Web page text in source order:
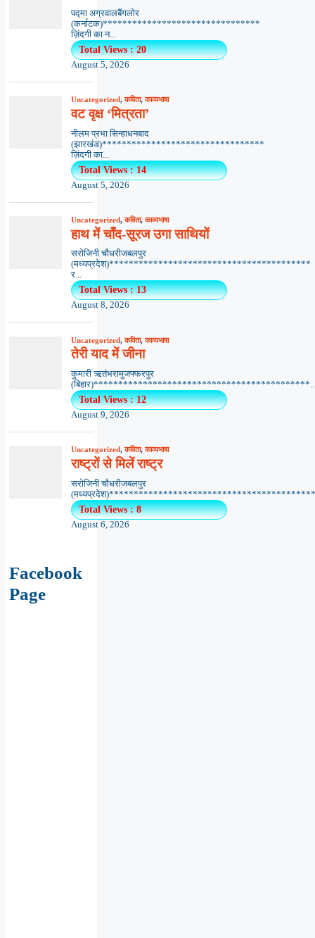
पद्मा अग्रवालबैंगलोर
(कर्नाटक)********************************
ज़िंदगी का न...
Total Views : 20
August 5, 2026
Uncategorized,कविता,काव्यभाषा
वट वृक्ष ‘मित्रता’
नीलम प्रभा सिन्हाधनबाद
(झारखंड)*********************************
ज़िंदगी का...
Total Views : 14
August 5, 2026
Uncategorized,कविता,काव्यभाषा
हाथ में चाँद-सूरज उगा साथियों
सरोजिनी चौधरीजबलपुर
(मध्यप्रदेश)*****************************************
र...
Total Views : 13
August 8, 2026
Uncategorized,कविता,काव्यभाषा
तेरी याद में जीना
कुमारी ऋतंभरामुजफ्फरपुर
Total Views : 12
August 9, 2026
Uncategorized,कविता,काव्यभाषा
राष्ट्रों से मिलें राष्ट्र
सरोजिनी चौधरीजबलपुर
Total Views : 8
August 6, 2026
Facebook
Page